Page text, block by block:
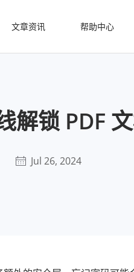
文章资讯 帮助中心
解锁 PDF
Jul 26, 2024